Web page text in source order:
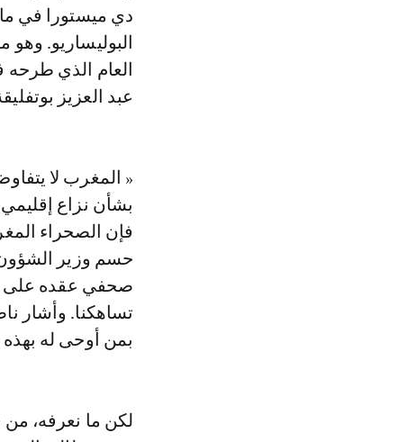
دي ميستورا في ما
العام الذي
عبد العزيز
« المغرب لا
بشأن نزاع
فإن الصحراء
صحفي عقده على
تساهكنا. وأشار
بمن أوحى له بهذه
لكن ما نعرفه،